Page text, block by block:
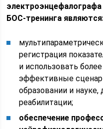
БОС-тренинга
регистрация
и использовать более
эффективные
образовании и
реабилитации;
обеспечение